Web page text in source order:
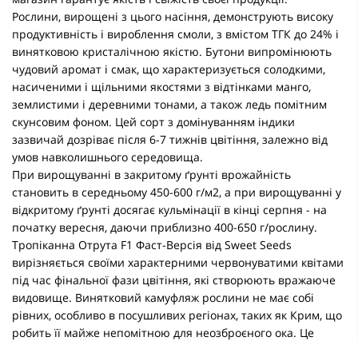
Рослини, вирощені з цього насіння, демонструють високу
продуктивність і вироблення смоли, з вмістом ТГК до 24% і
винятковою кристалічною якістю. Бутони випромінюють
чудовий аромат і смак, що характеризується солодкими,
насиченими і щільними якостями з відтінками манго,
землистими і деревними тонами, а також ледь помітним
скунсовим фоном. Цей сорт з домінуванням індики
зазвичай дозріває після 6-7 тижнів цвітіння, залежно від
умов навколишнього середовища.
При вирощуванні в закритому ґрунті врожайність
становить в середньому 450-600 г/м2, а при вирощуванні у
відкритому ґрунті досягає кульмінації в кінці серпня - на
початку вересня, даючи приблизно 400-650 г/рослину.
Тропіканна Отрута F1 Фаст-Версія від Sweet Seeds
вирізняється своїми характерними червонуватими квітами
під час фінальної фази цвітіння, які створюють вражаюче
видовище. Винятковий камуфляж рослини не має собі
рівних, особливо в посушливих регіонах, таких як Крим, що
робить її майже непомітною для неозброєного ока. Це